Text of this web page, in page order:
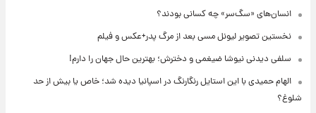
انسان‌های «سگ‌سر» چه کسانی بودند؟
نخستین تصویر لیونل مسی بعد از مرگ پدر+عکس و فیلم
سلفی دیدنی نیوشا ضیغمی و دخترش؛ بهترین حال جهان را دارم!
الهام حمیدی با این استایل رنگارنگ در اسپانیا دیده شد؛ خاص یا بیش از حد
شلوغ؟